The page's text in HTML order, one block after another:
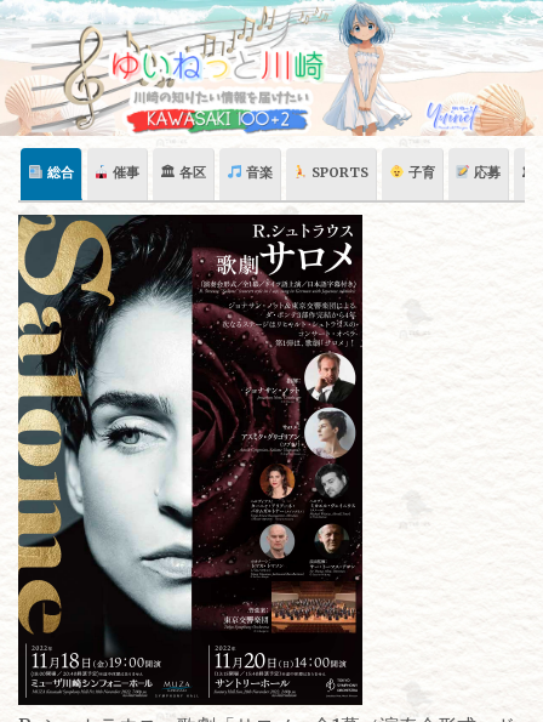
Skip
content
総合 催事 🏛 各区 音楽 SPORTS 子育 応募 🏛